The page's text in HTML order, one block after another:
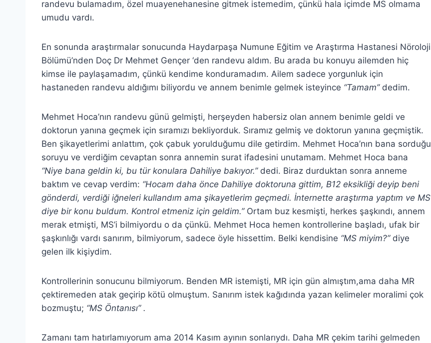
randevu bulamadım, özel muayenehanesine gitmek istemedim, çünkü hala içimde MS olmama
umudu vardı.
En sonunda araştırmalar sonucunda Haydarpaşa Numune Eğitim ve Araştırma Hastanesi Nöroloji
Bölümü’nden Doç Dr Mehmet Gençer ‘den randevu aldım. Bu arada bu konuyu ailemden hiç
kimse ile paylaşamadım, çünkü kendime konduramadım. Ailem sadece yorgunluk için
hastaneden randevu aldığımı biliyordu ve annem benimle gelmek isteyince “Tamam”dedim.
Mehmet Hoca’nın randevu günü gelmişti, herşeyden habersiz olan annem benimle geldi ve
doktorun yanına geçmek için sıramızı bekliyorduk. Sıramız gelmiş ve doktorun yanına geçmiştik.
Ben şikayetlerimi anlattım, çok çabuk yorulduğumu dile getirdim. Mehmet Hoca’nın bana sorduğu
soruyu ve verdiğim cevaptan sonra annemin surat ifadesini unutamam. Mehmet Hoca bana
“Niye bana geldin ki, bu tür konulara Dahiliye bakıyor.”dedi. Biraz durduktan sonra anneme
baktım ve cevap verdim: “Hocam daha önce Dahiliye doktoruna gittim, B12 eksikliği deyip beni
gönderdi, verdiği iğneleri kullandım ama şikayetlerim geçmedi. İnternette araştırma yaptım ve MS
diye bir konu buldum. Kontrol etmeniz için geldim.”Ortam buz kesmişti, herkes şaşkındı, annem
merak etmişti, MS’i bilmiyordu o da çünkü. Mehmet Hoca hemen kontrollerine başladı, ufak bir
şaşkınlığı vardı sanırım, bilmiyorum, sadece öyle hissettim. Belki kendisine “MS miyim?”diye
gelen ilk kişiydim.
Kontrollerinin sonucunu bilmiyorum. Benden MR istemişti, MR için gün almıştım,ama daha MR
çektiremeden atak geçirip kötü olmuştum. Sanırım istek kağıdında yazan kelimeler moralimi çok
bozmuştu; “MS Öntanısı” .
Zamanı tam hatırlamıyorum ama 2014 Kasım ayının sonlarıydı. Daha MR çekim tarihi gelmeden